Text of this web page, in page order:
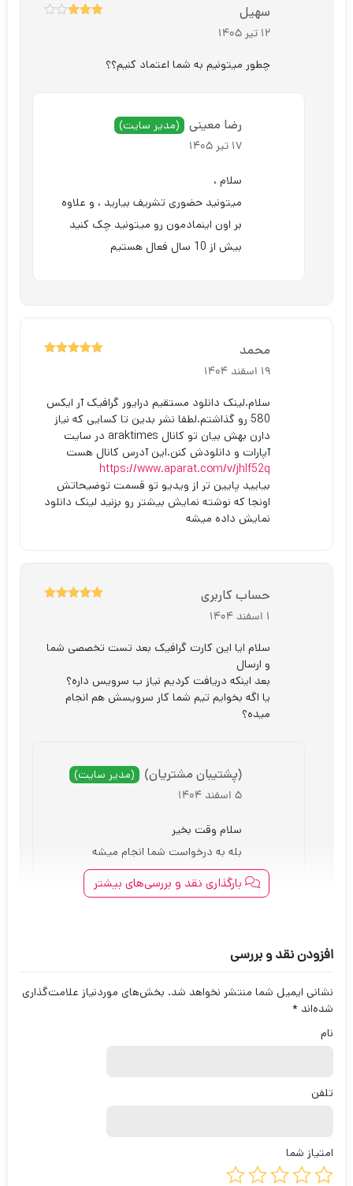
سهیل
12 تیر 1405
چطور میتونیم به شما اعتماد کنیم؟؟
رضا معینی (مدیر سایت)
17 تیر 1405
سلام ،
میتونید حضوری تشریف بیارید ، و علاوه
بر اون اینمادمون رو میتونید چک کنید
بیش از 10 سال فعال هستیم
محمد
19 اسفند 1404
سلام.لینک دانلود مستقیم درایور گرافیک آر ایکس
580 رو گذاشتم.لطفا نشر بدین تا کسایی که نیاز
دارن بهش بیان تو کانال araktimes در سایت
آپارات و دانلودش کنن.این آدرس کانال هست
https://www.aparat.com/v/jhlf52q
بیایید پایین تر از ویدیو تو قسمت توضیحاتش
اونجا که نوشته نمایش بیشتر رو بزنید لینک دانلود
نمایش داده میشه
حساب کاربری
1 اسفند 1404
سلام ایا این کارت گرافیک بعد تست تخصصی شما
و ارسال
بعد اینکه دریافت کردیم نیاز ب سرویس داره؟
یا اگه بخوایم تیم شما کار سرویسش هم انجام
میده؟
(پشتیبان مشتریان) (مدیر سایت)
5 اسفند 1404
سلام وقت بخیر
بله به درخواست شما انجام میشه
افزودن نقد و بررسی
نشانی ایمیل شما منتشر نخواهد شد. بخش‌های موردنیاز علامت‌گذاری
شده‌اند *
نام
تلفن
امتیاز شما